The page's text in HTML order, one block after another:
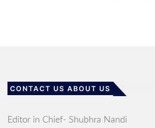
CONTACT US ABOUT US
Editor in Chief- Shubhra Nandi